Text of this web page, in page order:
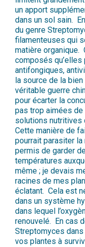
un apport
dans un sol sain.
du genre
filamenteuses qui
matière organique.
composés
antifongiques,
la source de la
véritable guerre
pour écarter la
pas trop aimées
solutions nutritives
Cette manière de
pourrait parasiter la
permis de garder
températures
même ; je devais
racines de mes
éclatant. Cela est
dans un système
dans lequel
renouvelé. En cas
Streptomyces
vos plantes à